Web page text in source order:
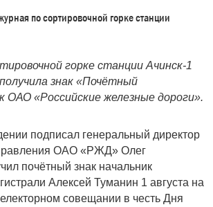
по сортировочной горке станции
горке станции Ачинск-1
знак «Почётный
ОАО «Российские железные дороги».
подписал генеральный директор
ОАО «РЖД» Олег
почётный знак начальник
Алексей Туманин 1 августа на
совещании в честь Дня